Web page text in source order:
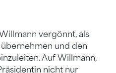
vergönnt, als
und den
Auf Willmann,
nicht nur